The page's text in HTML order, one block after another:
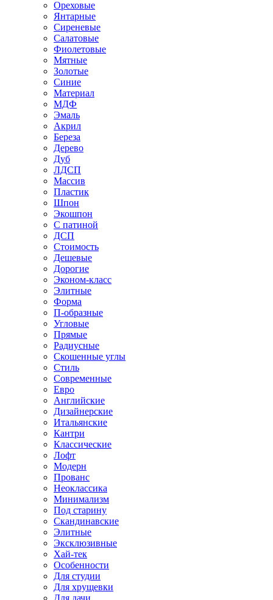
Ореховые
Янтарные
Сиреневые
Салатовые
Фиолетовые
Мятные
Золотые
Синие
Материал
МДФ
Эмаль
Акрил
Береза
Дерево
Дуб
ЛДСП
Массив
Пластик
Шпон
Экошпон
С патиной
ДСП
Стоимость
Дешевые
Дорогие
Эконом-класс
Элитные
Форма
П-образные
Угловые
Прямые
Радиусные
Скошенные углы
Стиль
Современные
Евро
Английские
Дизайнерские
Итальянские
Кантри
Классические
Лофт
Модерн
Прованс
Неоклассика
Минимализм
Под старину
Скандинавские
Элитные
Эксклюзивные
Хай-тек
Особенности
Для студии
Для хрущевки
Для дачи